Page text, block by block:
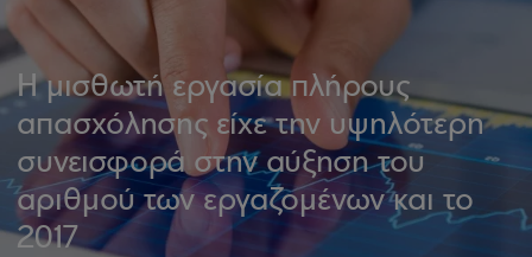
H μισθωτή εργασία πλήρους
απασχόλησης είχε την υψηλότερη
συνεισφορά στην αύξηση του
αριθμού των εργαζομένων και το
2017